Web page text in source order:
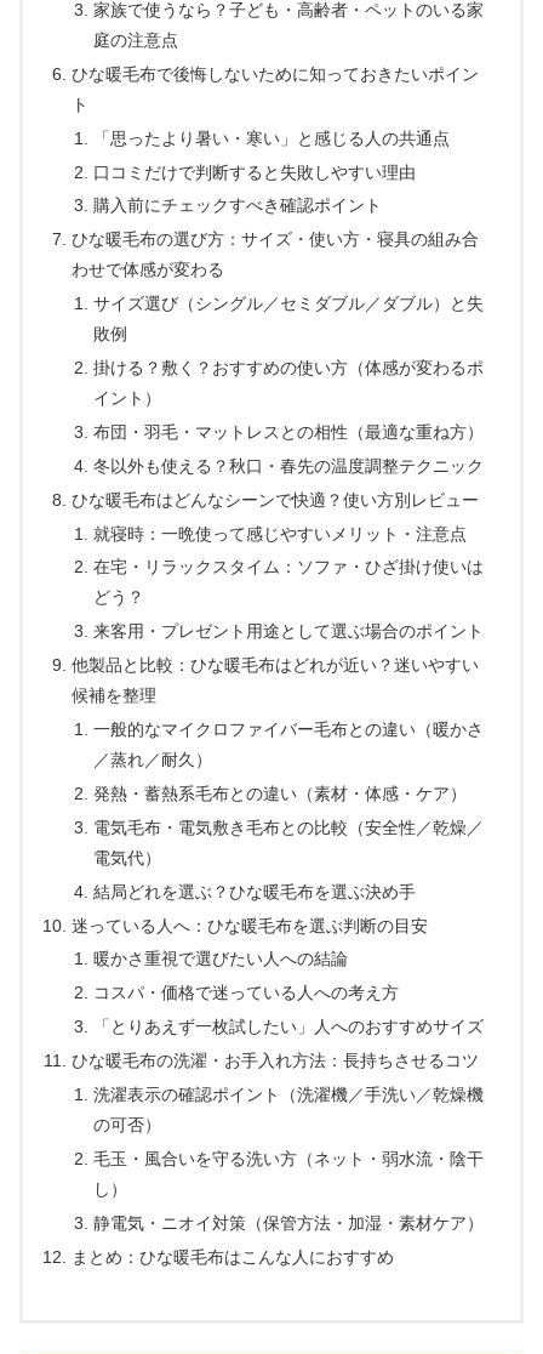
家族で使うなら？子ども・高齢者・ペットのいる家
庭の注意点
ひな暖毛布で後悔しないために知っておきたいポイン
ト
「思ったより暑い・寒い」と感じる人の共通点
口コミだけで判断すると失敗しやすい理由
購入前にチェックすべき確認ポイント
ひな暖毛布の選び方：サイズ・使い方・寝具の組み合
わせで体感が変わる
サイズ選び（シングル／セミダブル／ダブル）と失
敗例
掛ける？敷く？おすすめの使い方（体感が変わるポ
イント）
布団・羽毛・マットレスとの相性（最適な重ね方）
冬以外も使える？秋口・春先の温度調整テクニック
ひな暖毛布はどんなシーンで快適？使い方別レビュー
就寝時：一晩使って感じやすいメリット・注意点
在宅・リラックスタイム：ソファ・ひざ掛け使いは
どう？
来客用・プレゼント用途として選ぶ場合のポイント
他製品と比較：ひな暖毛布はどれが近い？迷いやすい
候補を整理
一般的なマイクロファイバー毛布との違い（暖かさ
／蒸れ／耐久）
発熱・蓄熱系毛布との違い（素材・体感・ケア）
電気毛布・電気敷き毛布との比較（安全性／乾燥／
電気代）
結局どれを選ぶ？ひな暖毛布を選ぶ決め手
迷っている人へ：ひな暖毛布を選ぶ判断の目安
暖かさ重視で選びたい人への結論
コスパ・価格で迷っている人への考え方
「とりあえず一枚試したい」人へのおすすめサイズ
ひな暖毛布の洗濯・お手入れ方法：長持ちさせるコツ
洗濯表示の確認ポイント（洗濯機／手洗い／乾燥機
の可否）
毛玉・風合いを守る洗い方（ネット・弱水流・陰干
し）
静電気・ニオイ対策（保管方法・加湿・素材ケア）
まとめ：ひな暖毛布はこんな人におすすめ